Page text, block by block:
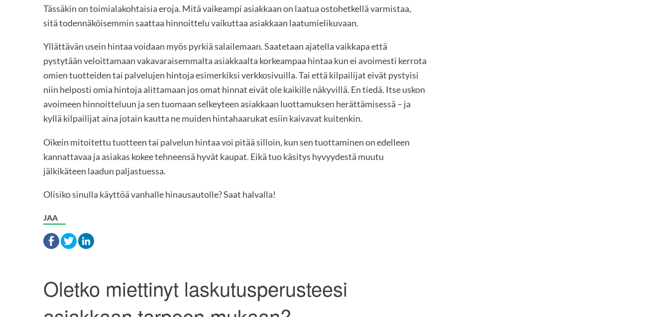
Tässäkin on toimialakohtaisia eroja. Mitä vaikeampi asiakkaan on laatua ostohetkellä varmistaa,
sitä todennäköisemmin saattaa hinnoittelu vaikuttaa asiakkaan laatumielikuvaan.
Yllättävän usein hintaa voidaan myös pyrkiä salailemaan. Saatetaan ajatella vaikkapa että
pystytään veloittamaan vakavaraisemmalta asiakkaalta korkeampaa hintaa kun ei avoimesti kerrota
omien tuotteiden tai palvelujen hintoja esimerkiksi verkkosivuilla. Tai että kilpailijat eivät pystyisi
niin helposti omia hintoja alittamaan jos omat hinnat eivät ole kaikille näkyvillä. En tiedä. Itse uskon
avoimeen hinnoitteluun ja sen tuomaan selkeyteen asiakkaan luottamuksen herättämisessä – ja
kyllä kilpailijat aina jotain kautta ne muiden hintahaarukat esiin kaivavat kuitenkin.
Oikein mitoitettu tuotteen tai palvelun hintaa voi pitää silloin, kun sen tuottaminen on edelleen
kannattavaa ja asiakas kokee tehneensä hyvät kaupat. Eikä tuo käsitys hyvyydestä muutu
jälkikäteen laadun paljastuessa.
Olisiko sinulla käyttöä vanhalle hinausautolle? Saat halvalla!
JAA
Oletko miettinyt laskutusperusteesi